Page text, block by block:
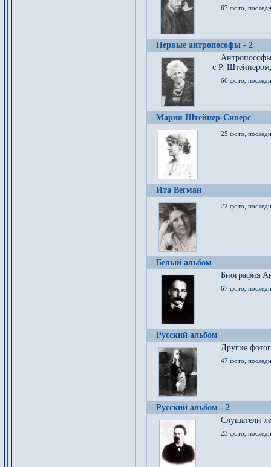
67 фото,
Первые антропософы - 2
с Р.
66 фото,
Мария Штейнер-Сиверс
25 фото,
Ита Вегман
22 фото,
Белый альбом
Биография
67 фото,
Русский альбом
Другие
47 фото,
Русский альбом - 2
Cлушатели
23 фото,